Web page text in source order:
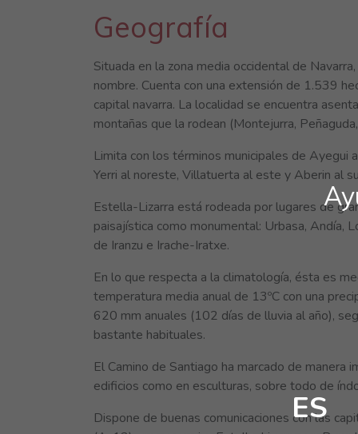
ES
Geografía
Situada en la zona media occidental de
nombre. Cuenta con una extensión de 1.539
capital navarra. La localidad se encuentra
montañas que la rodean (Montejurra,
Limita con los términos municipales de Ayegui
Yerri al noreste, Villatuerta al este y Aberin al
Estella-Lizarra está rodeada por lugares de
paisajística como monumental: Urbasa, Andía,
de Iranzu e Irache-Iratxe.
En lo que respecta a la climatología, ésta es
temperatura media anual de 13ºC con una
620 mm anuales (102 días de lluvia al año),
bastante habituales.
El Camino de Santiago ha marcado de
edificios como en esculturas, sobre todo de
Dispone de buenas comunicaciones con las